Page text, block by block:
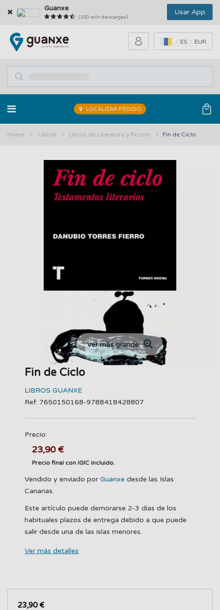
Guanxe
(150 mil+ descargas)
Usar App
ES EUR
LOCALIZAR PEDIDO
Home Libros Libros de Literatura y ficción Fin de Ciclo
Ver más grande
Fin de Ciclo
LIBROS GUANXE
Ref: 7650150168-9788418428807
Precio:
23,90 €
Precio final con IGIC incluido.
Vendido y enviado por Guanxe desde las Islas
Canarias.
Este artículo puede demorarse 2-3 días de los
habituales plazos de entrega debido a que puede
salir desde una de las islas menores.
Ver más detalles
23,90 €